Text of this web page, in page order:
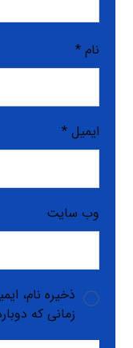
نام*
ایمیل*
وب‌ سایت
ذخیره نام،
زمانی که